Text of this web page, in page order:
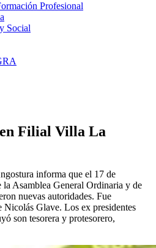
Profesional
Social
Filial Villa La
informa que el 17 de
la Asamblea General Ordinaria y de
nuevas autoridades. Fue
Nicolás Glave. Los ex presidentes
son tesorera y protesorero,